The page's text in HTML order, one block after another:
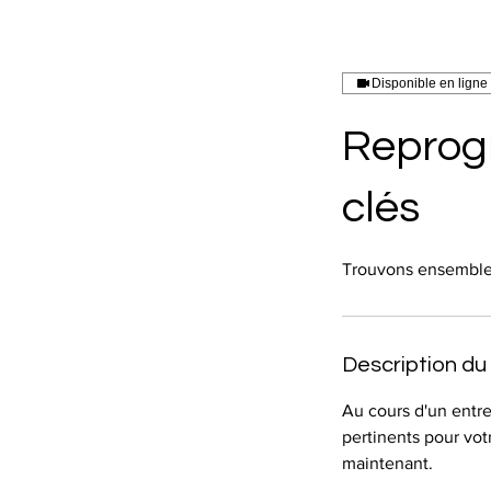
Disponible en ligne
clés
Trouvons
Description
Au cours d'un
pertinents pour
maintenant.